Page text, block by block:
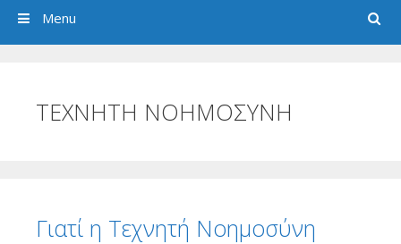
Search
Menu
ΤΕΧΝΗΤΗ ΝΟΗΜΟΣΥΝΗ
Γιατί η Τεχνητή Νοημοσύνη